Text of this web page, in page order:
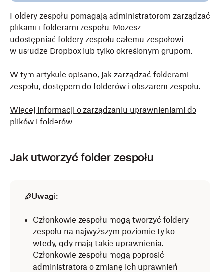
Foldery zespołu pomagają administratorom zarządzać
plikami i folderami zespołu. Możesz
udostępniać foldery zespołu całemu zespołowi
w usłudze Dropbox lub tylko określonym grupom.
W tym artykule opisano, jak zarządzać folderami
zespołu, dostępem do folderów i obszarem zespołu.
Więcej informacji o zarządzaniu uprawnieniami do
plików i folderów.
Jak utworzyć folder zespołu
Uwagi:
Członkowie zespołu mogą tworzyć foldery
zespołu na najwyższym poziomie tylko
wtedy, gdy mają takie uprawnienia.
Członkowie zespołu mogą poprosić
administratora o zmianę ich uprawnień